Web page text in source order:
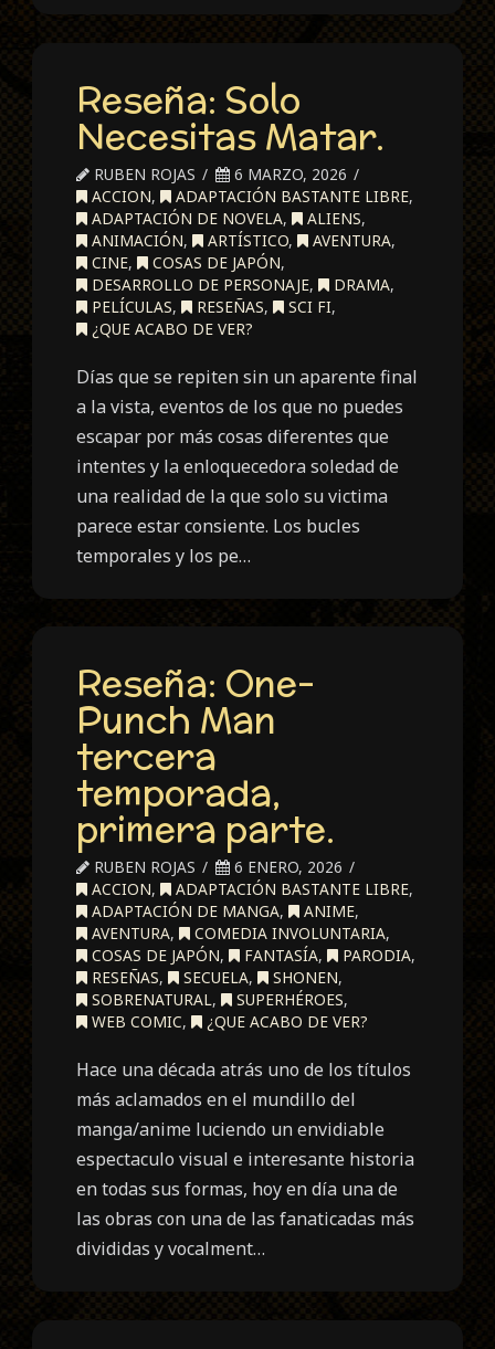
Reseña: Solo
Necesitas Matar.
RUBEN ROJAS
6 MARZO, 2026
ACCION, ADAPTACIÓN BASTANTE LIBRE,
ADAPTACIÓN DE NOVELA, ALIENS,
ANIMACIÓN, ARTÍSTICO, AVENTURA,
CINE, COSAS DE JAPÓN,
DESARROLLO DE PERSONAJE, DRAMA,
PELÍCULAS, RESEÑAS, SCI FI,
¿QUE ACABO DE VER?
Días que se repiten sin un aparente final
a la vista, eventos de los que no puedes
escapar por más cosas diferentes que
intentes y la enloquecedora soledad de
una realidad de la que solo su victima
parece estar consiente. Los bucles
temporales y los pe…
Reseña: One-
Punch Man
tercera
temporada,
primera parte.
RUBEN ROJAS
6 ENERO, 2026
ACCION, ADAPTACIÓN BASTANTE LIBRE,
ADAPTACIÓN DE MANGA, ANIME,
AVENTURA, COMEDIA INVOLUNTARIA,
COSAS DE JAPÓN, FANTASÍA, PARODIA,
RESEÑAS, SECUELA, SHONEN,
SOBRENATURAL, SUPERHÉROES,
WEB COMIC, ¿QUE ACABO DE VER?
Hace una década atrás uno de los títulos
más aclamados en el mundillo del
manga/anime luciendo un envidiable
espectaculo visual e interesante historia
en todas sus formas, hoy en día una de
las obras con una de las fanaticadas más
divididas y vocalment…